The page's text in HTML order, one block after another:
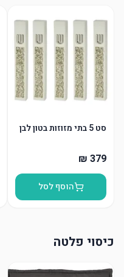
סט 5 בתי מזוזות בטון לבן
הוסף לסל
כיסוי פלטה